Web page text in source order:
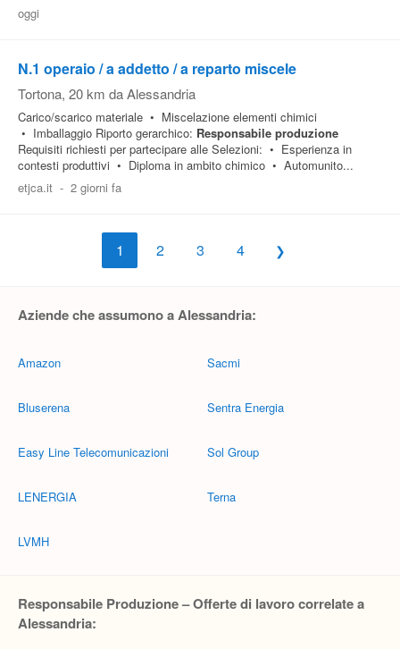
oggi
N.1 operaio / a addetto / a reparto miscele
Tortona, 20 km da Alessandria
Carico/scarico materiale • Miscelazione elementi chimici
• Imballaggio Riporto gerarchico: Responsabile produzione
Requisiti richiesti per partecipare alle Selezioni: • Esperienza in
contesti produttivi • Diploma in ambito chimico • Automunito...
etjca.it - 2 giorni fa
1 2 3 4
Aziende che assumono a Alessandria:
Amazon
Bluserena
Easy Line Telecomunicazioni
LENERGIA
LVMH
Sacmi
Sentra Energia
Sol Group
Terna
Responsabile Produzione – Offerte di lavoro correlate a
Alessandria: